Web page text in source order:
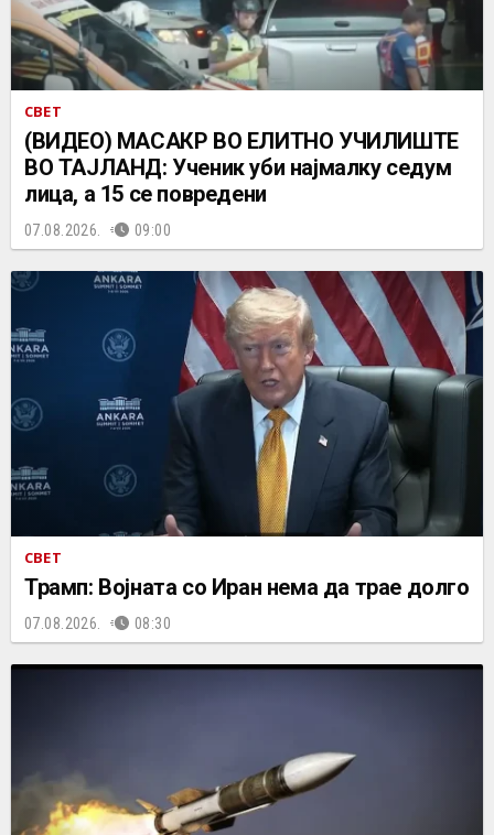
СВЕТ
(ВИДЕО) МАСАКР ВО ЕЛИТНО УЧИЛИШТЕ
ВО ТАЈЛАНД: Ученик уби најмалку седум
лица, а 15 се повредени
07.08.2026. 09:00
СВЕТ
Трамп: Војната со Иран нема да трае долго
07.08.2026. 08:30